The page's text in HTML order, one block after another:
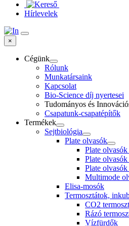
Hírlevelek
×
Cégünk
Rólunk
Munkatársaink
Kapcsolat
Bio-Science díj nyertesei
Tudományos és
Csapatunk-csapatépítők
Termékek
Sejtbiológia
Plate olvasók
Plate
Plate
Plate
Multimode
Elisa-mosók
Termosztátok,
CO2
Rázó
Vízfürdők